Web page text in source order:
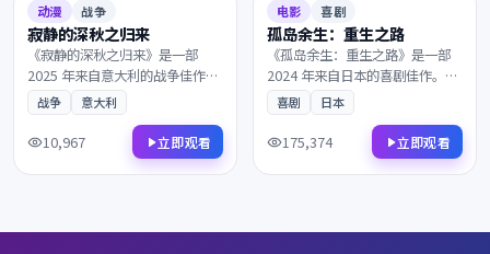
7.3
动漫 战争
寂静的深秋之归来
《寂静的深秋之归来》是一部
2025 年来自意大利的战争佳作。
风雪覆盖了北纬零度的边境，理
想与现实在一次次抉择中互相拉
扯。是近年来不可多得的院线佳
作，影迷不容错过。
战争 意大利
10,967 立即观看
8.6
电影 喜剧
孤岛余生：重生之路
《孤岛余生：重生之路》是一部
2024 年来自日本的喜剧佳作。一
艘货轮深夜驶入未知海域，看似
偶然的相遇背后藏着惊人的真
相。剧情反转令人回味，情感层
次饱满深刻，影迷不容错过。
喜剧 日本
175,374 立即观看